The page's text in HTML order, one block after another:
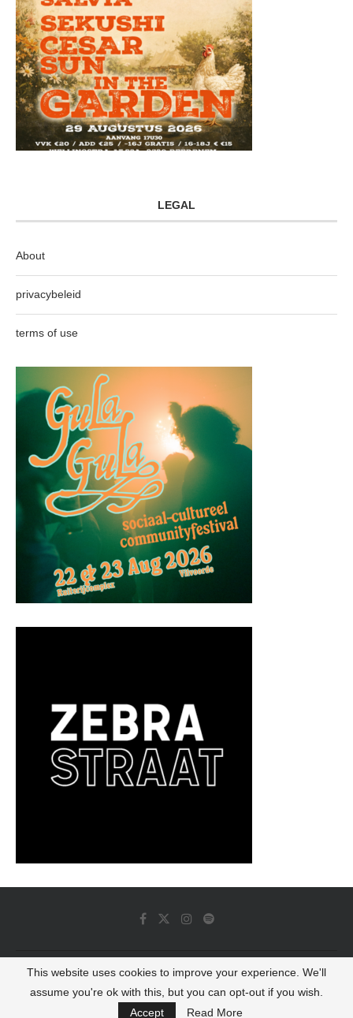
LEGAL
About
privacybeleid
terms of use
© 2022 - Luminous Dash All Rights Reserved
BACK TO TOP
This website uses cookies to improve your experience. We'll
assume you're ok with this, but you can opt-out if you wish.
Accept
Read More